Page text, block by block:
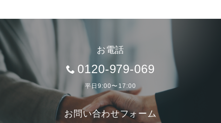
お電話
0120-979-069
平日9:00〜17:00
お問い合わせフォーム